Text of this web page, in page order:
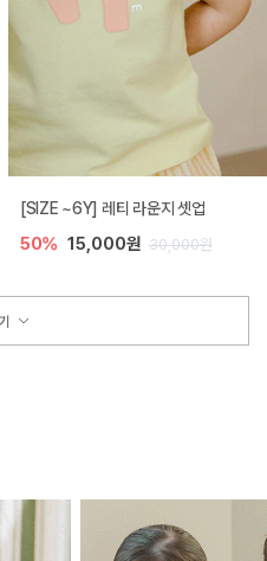
[SIZE ~6Y] 레티 라운지 셋업
50% 15,000원 30,000원